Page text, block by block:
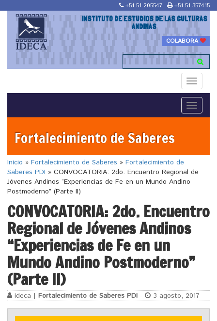
+51 51 205547 +51 51 357415
INSTITUTO DE ESTUDIOS DE LAS CULTURAS
ANDINAS
COLABORA
Toggle
Toggle
Fortalecimiento de Saberes
Inicio » Fortalecimiento de Saberes » Fortalecimiento de
Saberes PDI » CONVOCATORIA: 2do. Encuentro Regional de
Jóvenes Andinos “Experiencias de Fe en un Mundo Andino
Postmoderno” (Parte II)
CONVOCATORIA: 2do. Encuentro
Regional de Jóvenes Andinos
“Experiencias de Fe en un
Mundo Andino Postmoderno”
(Parte II)
ideca | Fortalecimiento de Saberes PDI - 3 agosto, 2017